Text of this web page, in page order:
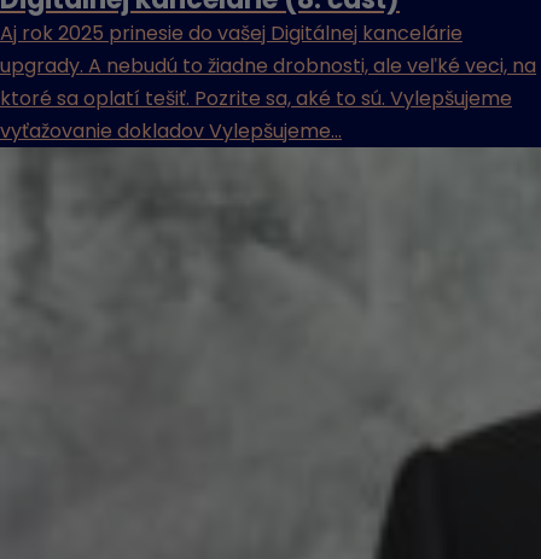
Aj rok 2025 prinesie do vašej Digitálnej kancelárie
upgrady. A nebudú to žiadne drobnosti, ale veľké veci, na
ktoré sa oplatí tešiť. Pozrite sa, aké to sú. Vylepšujeme
vyťažovanie dokladov Vylepšujeme...